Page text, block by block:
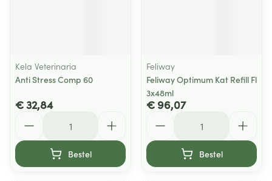
Kela Veterinaria
Anti Stress Comp 60
€ 32,84
Bestel
Feliway
Feliway Optimum Kat Refill Fl
3x48ml
€ 96,07
Bestel